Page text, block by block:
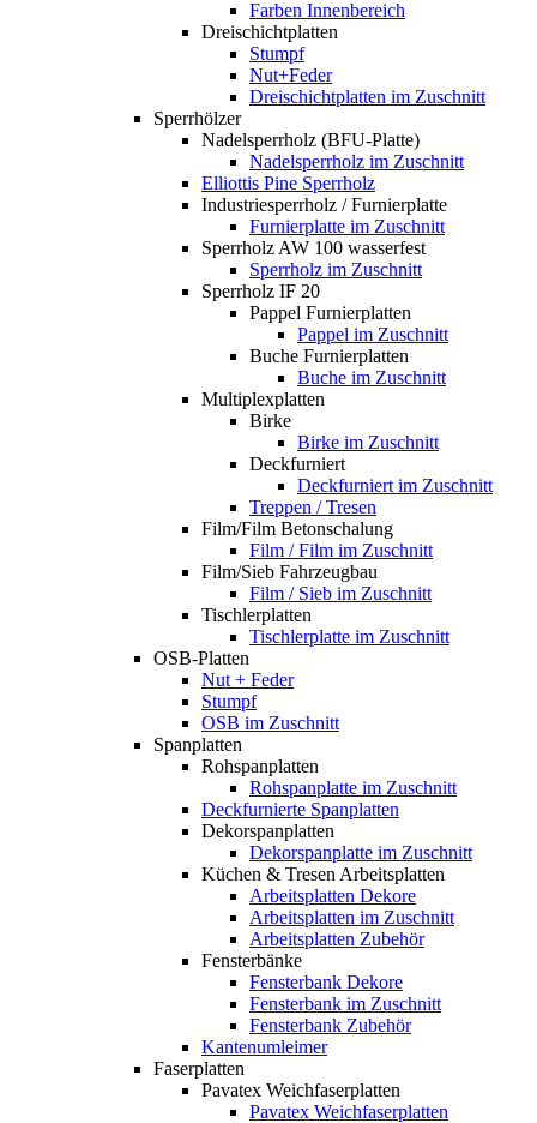
Farben Innenbereich
Dreischichtplatten
Stumpf
Nut+Feder
Dreischichtplatten im Zuschnitt
Sperrhölzer
Nadelsperrholz (BFU-Platte)
Nadelsperrholz im Zuschnitt
Elliottis Pine Sperrholz
Industriesperrholz / Furnierplatte
Furnierplatte im Zuschnitt
Sperrholz AW 100 wasserfest
Sperrholz im Zuschnitt
Sperrholz IF 20
Pappel Furnierplatten
Pappel im Zuschnitt
Buche Furnierplatten
Buche im Zuschnitt
Multiplexplatten
Birke
Birke im Zuschnitt
Deckfurniert
Deckfurniert im Zuschnitt
Treppen / Tresen
Film/Film Betonschalung
Film / Film im Zuschnitt
Film/Sieb Fahrzeugbau
Film / Sieb im Zuschnitt
Tischlerplatten
Tischlerplatte im Zuschnitt
OSB-Platten
Nut + Feder
Stumpf
OSB im Zuschnitt
Spanplatten
Rohspanplatten
Rohspanplatte im Zuschnitt
Deckfurnierte Spanplatten
Dekorspanplatten
Dekorspanplatte im Zuschnitt
Küchen & Tresen Arbeitsplatten
Arbeitsplatten Dekore
Arbeitsplatten im Zuschnitt
Arbeitsplatten Zubehör
Fensterbänke
Fensterbank Dekore
Fensterbank im Zuschnitt
Fensterbank Zubehör
Kantenumleimer
Faserplatten
Pavatex Weichfaserplatten
Pavatex Weichfaserplatten